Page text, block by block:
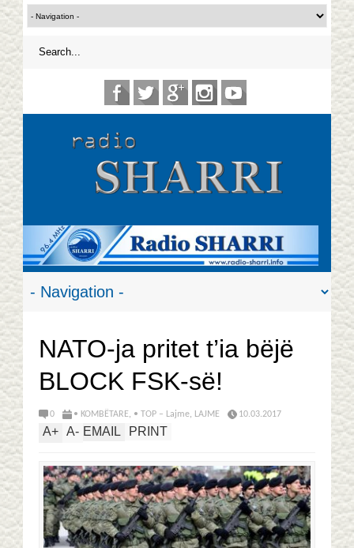
NATO-ja pritet t’ia bëjë
BLOCK FSK-së!
0 • KOMBËTARE, • TOP – Lajme, LAJME 10.03.2017
A+ A- EMAIL PRINT